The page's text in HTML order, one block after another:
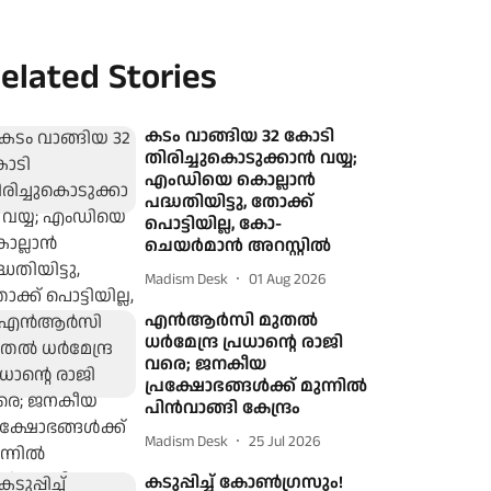
Stories
കടം വാങ്ങിയ 32 കോടി
തിരിച്ചുകൊടുക്കാന്‍ വയ്യ;
എംഡിയെ കൊല്ലാന്‍
പദ്ധതിയിട്ടു, തോക്ക്
പൊട്ടിയില്ല, കോ-
ചെയർമാൻ അറസ്റ്റില്‍
Madism Desk 01 Aug 2026
എൻആർസി മുതൽ
ധർമേന്ദ്ര പ്രധാന്റെ രാജി
വരെ; ജനകീയ
പ്രക്ഷോഭങ്ങൾക്ക് മുന്നിൽ
പിൻവാങ്ങി കേന്ദ്രം
Madism Desk 25 Jul 2026
കടുപ്പിച്ച് കോൺഗ്രസും!